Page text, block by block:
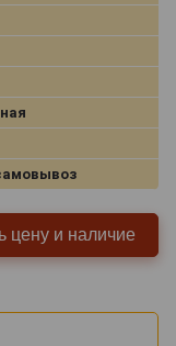
цену и наличие